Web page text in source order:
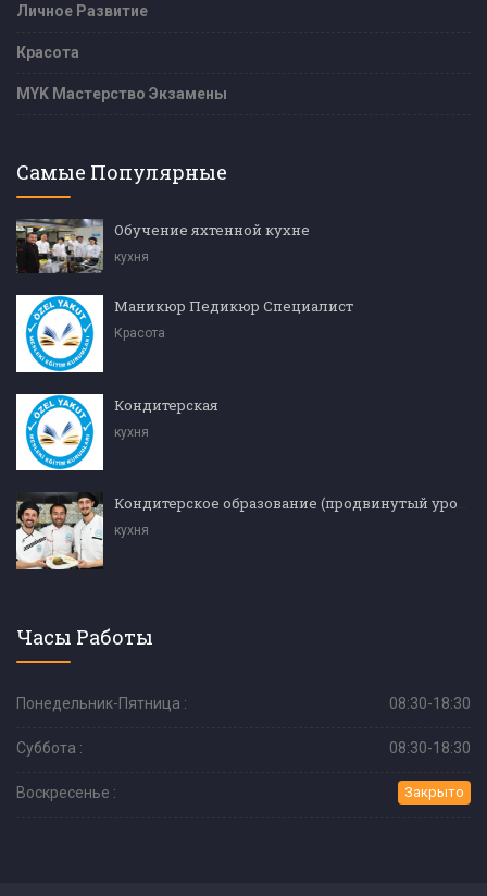
Личное Развитие
Красота
MYK Мастерство Экзамены
Самые Популярные
Обучение яхтенной кухне
кухня
Маникюр Педикюр Специалист
Красота
Кондитерская
кухня
кухня
Часы Работы
Понедельник-Пятница : 08:30-18:30
Суббота : 08:30-18:30
Воскресенье : Закрыто